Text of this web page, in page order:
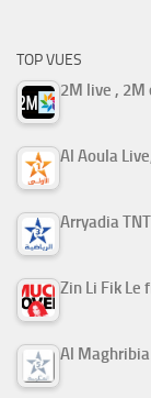
TOP VUES
2M live , 2M
Al Aoula
Arryadia
Al